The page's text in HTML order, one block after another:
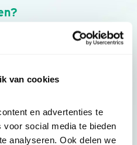
van cookies
en advertenties te
social media te bieden
analyseren. Ook delen we
inspiratie, acties en tips
Vogelbescherming.